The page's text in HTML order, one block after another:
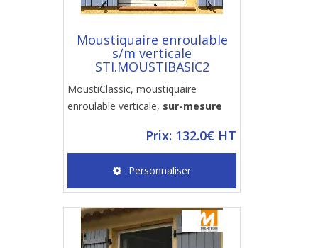
Moustiquaire enroulable
s/m verticale
STI.MOUSTIBASIC2
MoustiClassic, moustiquaire
enroulable verticale, sur-mesure
Prix: 132.0€ HT
Personnaliser